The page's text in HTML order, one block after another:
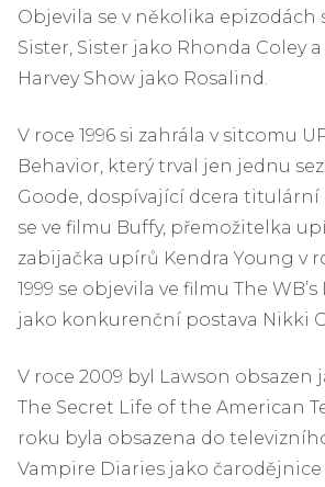
Objevila se v několika epizodách
Sister, Sister jako Rhonda Coley a
Harvey Show jako Rosalind.
V roce 1996 si zahrála v sitcomu
Behavior, který trval jen jednu
Goode, dospívající dcera titulární
se ve filmu Buffy, přemožitelka
zabijačka upírů Kendra Young v
1999 se objevila ve filmu The WB’s
jako konkurenční postava Nikki
V roce 2009 byl Lawson obsazen
The Secret Life of the American
roku byla obsazena do
Vampire Diaries jako čarodějnice